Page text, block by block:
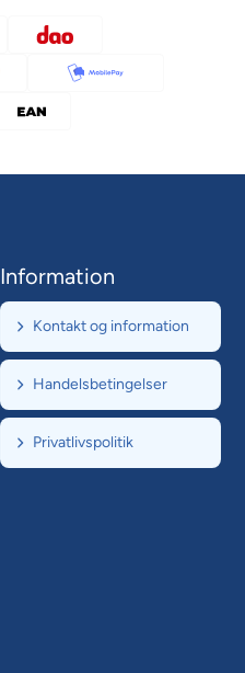
Information
Kontakt og information
Handelsbetingelser
Privatlivspolitik